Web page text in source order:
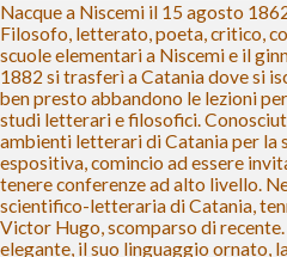
Nacque a Niscemi il 15 agosto
Filosofo, letterato, poeta, critico,
scuole elementari a Niscemi e il
1882 si trasferì a Catania dove si
ben presto abbandono le lezioni
studi letterari e filosofici.
ambienti letterari di Catania per la
espositiva, comincio ad essere
tenere conferenze ad alto livello.
scientifico-letteraria di Catania,
Victor Hugo, scomparso di
elegante, il suo linguaggio ornato,